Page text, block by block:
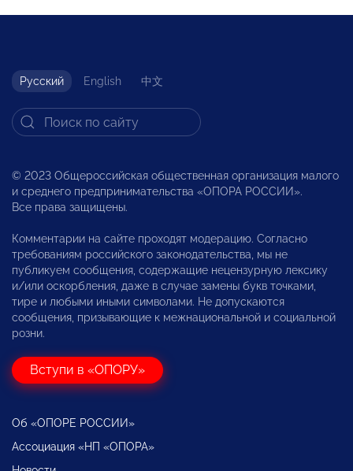
Русский English 中文
© 2023 Общероссийская общественная организация малого
и среднего предпринимательства «ОПОРА РОССИИ».
Все права защищены.
Комментарии на сайте проходят модерацию. Согласно
требованиям российского законодательства, мы не
публикуем сообщения, содержащие нецензурную лексику
и/или оскорбления, даже в случае замены букв точками,
тире и любыми иными символами. Не допускаются
сообщения, призывающие к межнациональной и социальной
розни.
Вступи в «ОПОРУ»
Об «ОПОРЕ РОССИИ»
Ассоциация «НП «ОПОРА»